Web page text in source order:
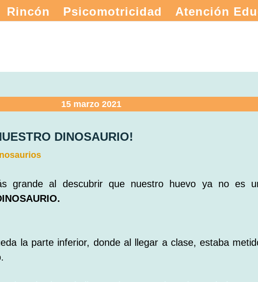
Rincón Psicomotricidad Atención
15 marzo 2021
DINOSAURIO!
grande al descubrir que nuestro huevo ya no es
la parte inferior, donde al llegar a clase, estaba